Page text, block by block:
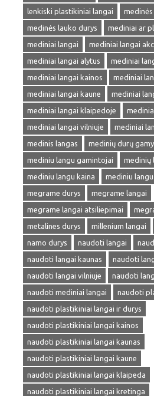
lenkiski plastikiniai langai
medinės
medinės lauko durys
mediniai ar
mediniai langai
mediniai langai
mediniai langai alytus
mediniai
mediniai langai kainos
mediniai
mediniai langai kaune
mediniai
mediniai langai klaipedoje
mediniai langai vilniuje
mediniai
medinis langas
medinių durų
mediniu langu gamintojai
medinių
mediniu langu kaina
mediniu
megrame durys
megrame langai
megrame langai atsiliepimai
metalines durys
millenium langai
namo durys
naudoti langai
naudoti langai kaunas
naudoti
naudoti langai vilniuje
naudoti
naudoti mediniai langai
naudoti
naudoti plastikiniai langai ir durys
naudoti plastikiniai langai kainos
naudoti plastikiniai langai kaunas
naudoti plastikiniai langai kaune
naudoti plastikiniai langai klaipeda
naudoti plastikiniai langai kretinga